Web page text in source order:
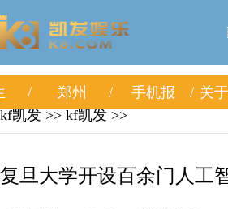
郑州 手机报 关
kf凯发 >> kf凯发 >>
复旦大学开设百余门人工